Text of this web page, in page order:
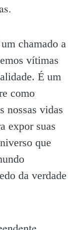
chamado a
vítimas
É um
como
nossas vidas
expor suas
que
da verdade